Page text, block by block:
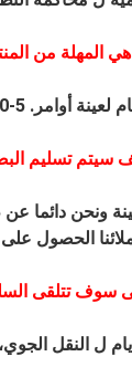
المهلة من
5-20
سيتم تسليم
الحصول
سوف تتلقى